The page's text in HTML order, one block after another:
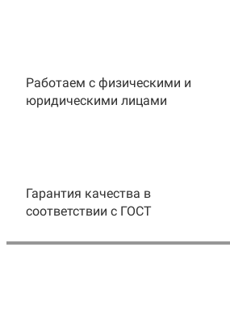
Работаем с физическими и
юридическими лицами
Гарантия качества в
соответствии с ГОСТ